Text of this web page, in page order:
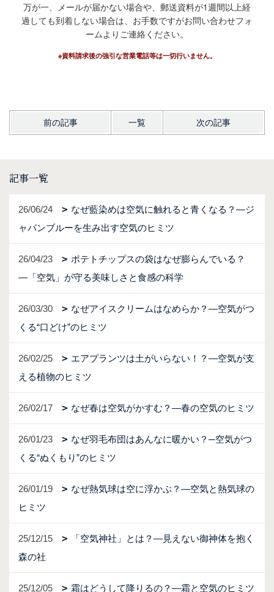
万が一、メールが届かない場合や、郵送資料が1週間以上経
過しても到着しない場合は、お手数ですがお問い合わせフォ
ームよりご連絡ください。
※資料請求後の強引な営業電話等は一切行いません。
前の記事 一覧 次の記事
記事一覧
26/06/24
なぜ藍染めは空気に触れると青くなる？―ジ
ャパンブルーを生み出す空気のヒミツ
26/04/23
ポテトチップスの袋はなぜ膨らんでいる？
―「空気」が守る美味しさと食感の科学
26/03/30
なぜアイスクリームはなめらか？―空気がつ
くる“口どけ”のヒミツ
26/02/25
エアプランツは土がいらない！？―空気が支
える植物のヒミツ
26/02/17 なぜ春は空気がかすむ？―春の空気のヒミツ
26/01/23
なぜ羽毛布団はあんなに暖かい？─空気がつ
くる“ぬくもり”のヒミツ
26/01/19
なぜ熱気球は空に浮かぶ？―空気と熱気球の
ヒミツ
25/12/15
「空気神社」とは？―見えない御神体を抱く
森の社
25/12/05
霜はどうして降りるの？―霜と空気のヒミツ